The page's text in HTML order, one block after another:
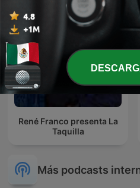
René Franco presenta La
Taquilla
Más podcasts